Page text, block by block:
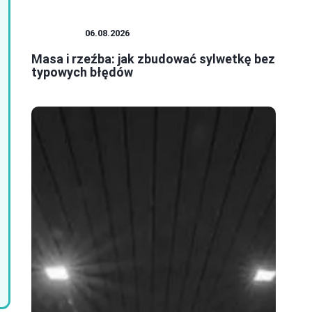
06.08.2026
Masa i rzeźba: jak zbudować sylwetkę bez
typowych błędów